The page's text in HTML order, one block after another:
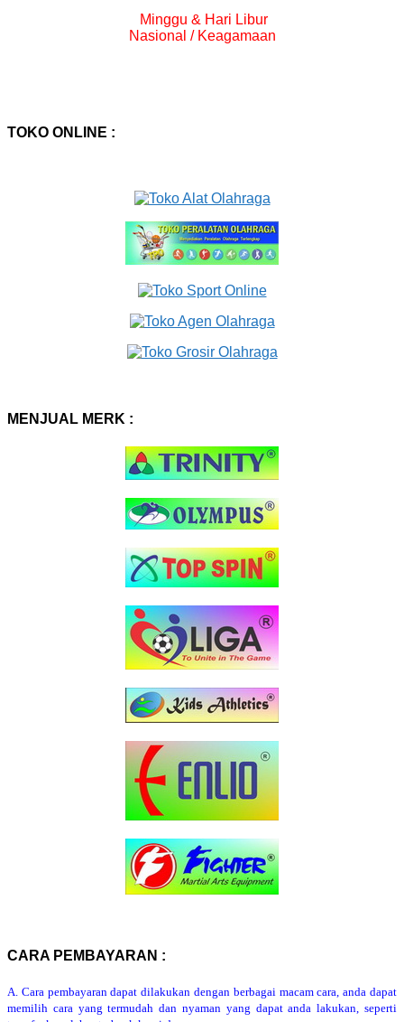
Minggu & Hari Libur
Nasional / Keagamaan
TOKO ONLINE :
MENJUAL MERK :
CARA PEMBAYARAN :
A. Cara pembayaran dapat dilakukan dengan berbagai macam cara, anda dapat
memilih cara yang termudah dan nyaman yang dapat anda lakukan, seperti